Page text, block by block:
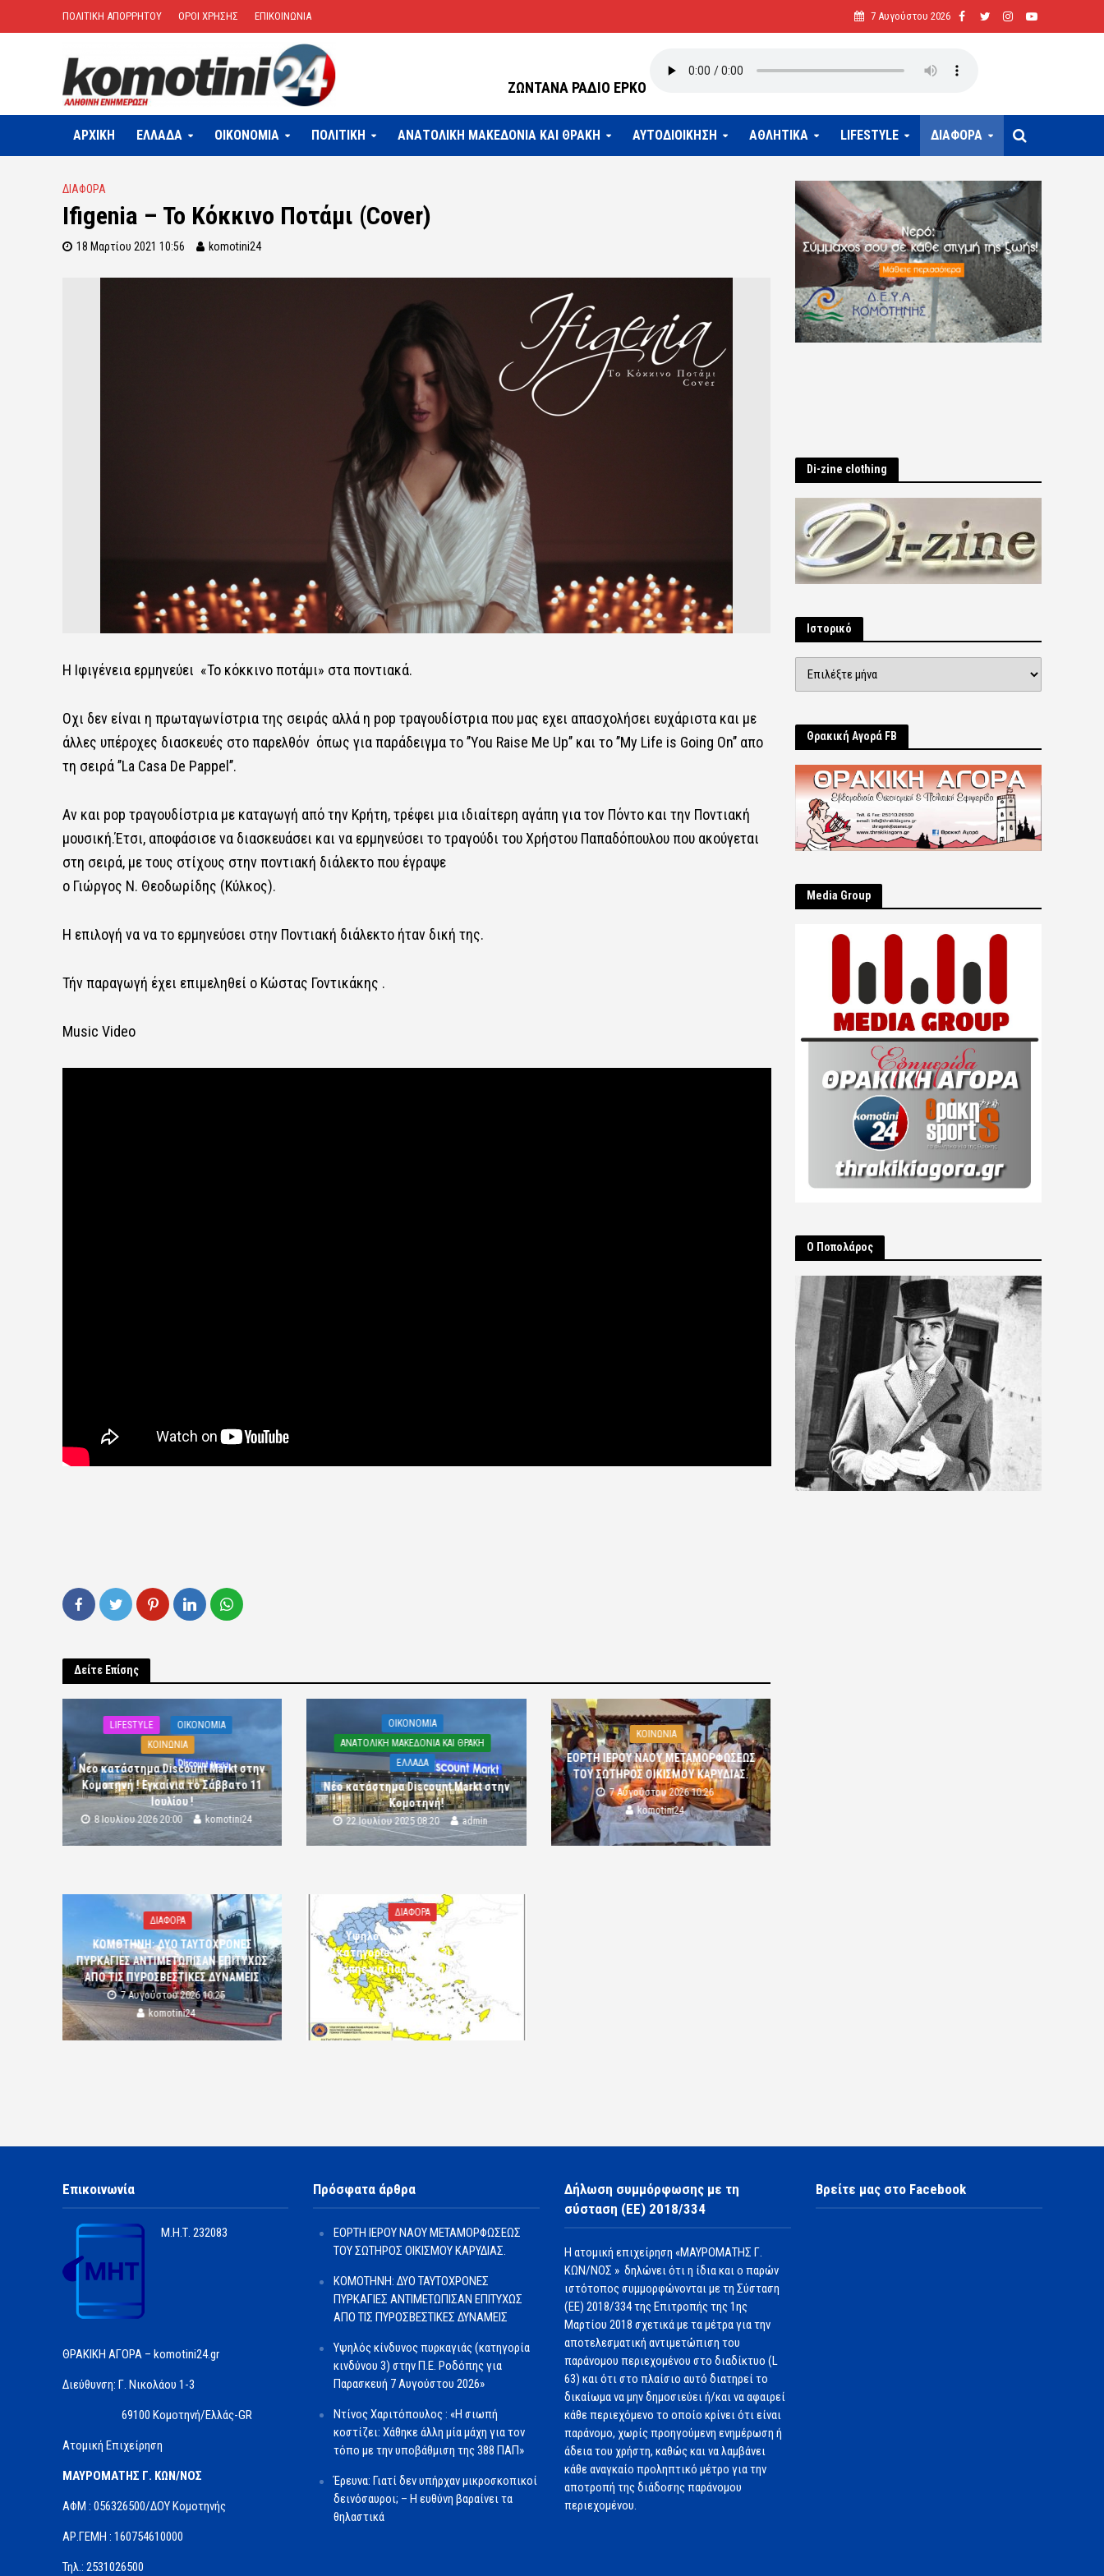
ΠΟΛΙΤΙΚΗ ΑΠΟΡΡΗΤΟΥ ΟΡΟΙ ΧΡΗΣΗΣ ΕΠΙΚΟΙΝΩΝΙΑ 7 Αυγούστου 2026
ΖΩΝΤΑΝΑ ΡΑΔΙΟ ΕΡΚΟ
ΑΡΧΙΚΗ ΕΛΛΑΔΑ OIKONOMIA ΠΟΛΙΤΙΚΗ ΑΝΑΤΟΛΙΚΗ ΜΑΚΕΔΟΝΙΑ ΚΑΙ ΘΡΑΚΗ ΑΥΤΟΔΙΟΙΚΗΣΗ ΑΘΛΗΤΙΚΑ LIFESTYLE ΔΙΑΦΟΡΑ
ΔΙΑΦΟΡΑ
Ifigenia – Το Κόκκινο Ποτάμι (Cover)
18 Μαρτίου 2021 10:56 komotini24
Η Ιφιγένεια ερμηνεύει «Το κόκκινο ποτάμι» στα ποντιακά.
Οχι δεν είναι η πρωταγωνίστρια της σειράς αλλά η pop τραγουδίστρια που μας εχει απασχολήσει ευχάριστα και με
άλλες υπέροχες διασκευές στο παρελθόν όπως για παράδειγμα το ’’You Raise Me Up’’ και το ’’My Life is Going On’’ απο
τη σειρά ’’La Casa De Pappel’’.
Αν και pop τραγουδίστρια με καταγωγή από την Κρήτη, τρέφει μια ιδιαίτερη αγάπη για τον Πόντο και την Ποντιακή
μουσική.Έτσι, αποφάσισε να διασκευάσει και να ερμηνεύσει το τραγούδι του Χρήστου Παπαδόπουλου που ακούγεται
στη σειρά, με τους στίχους στην ποντιακή διάλεκτο που έγραψε
ο Γιώργος Ν. Θεοδωρίδης (Κύλκος).
Η επιλογή να να το ερμηνεύσει στην Ποντιακή διάλεκτο ήταν δική της.
Τήν παραγωγή έχει επιμεληθεί ο Κώστας Γοντικάκης .
Music Video
Δείτε Επίσης
LIFESTYLE
OIKONOMIA
ΚΟΙΝΩΝΙΑ
Νέο κατάστημα Discount Markt στην
Κομοτηνή ! Εγκαίνια το Σάββατο 11
Ιουλίου !
8 Ιουλίου 2026 20:00 komotini24
OIKONOMIA
ΑΝΑΤΟΛΙΚΗ ΜΑΚΕΔΟΝΙΑ ΚΑΙ ΘΡΑΚΗ
ΕΛΛΑΔΑ
Νέο κατάστημα Discount Markt στην
Κομοτηνή!
22 Ιουλίου 2025 08:20 admin
ΚΟΙΝΩΝΙΑ
ΕΟΡΤΗ ΙΕΡΟΥ ΝΑΟΥ ΜΕΤΑΜΟΡΦΩΣΕΩΣ
ΤΟΥ ΣΩΤΗΡΟΣ ΟΙΚΙΣΜΟΥ ΚΑΡΥΔΙΑΣ.
7 Αυγούστου 2026 10:26
komotini24
ΔΙΑΦΟΡΑ
ΚΟΜΟΤΗΝΗ: ΔΥΟ ΤΑΥΤΟΧΡΟΝΕΣ
ΠΥΡΚΑΓΙΕΣ ΑΝΤΙΜΕΤΩΠΙΣΑΝ ΕΠΙΤΥΧΩΣ
ΑΠΟ ΤΙΣ ΠΥΡΟΣΒΕΣΤΙΚΕΣ ΔΥΝΑΜΕΙΣ
7 Αυγούστου 2026 10:25
komotini24
ΔΙΑΦΟΡΑ
Υψηλός κίνδυνος πυρκαγιάς
(κατηγορία κινδύνου 3) στην Π.Ε.
Ροδόπης για Παρασκευή 7 Αυγούστου
2026»
7 Αυγούστου 2026 10:24
Di-zine clothing
Ιστορικό
Θρακική Αγορά FB
Μedia Group
Ο Ποπολάρος
Επικοινωνία
Μ.Η.Τ. 232083
ΘΡΑΚΙΚΗ ΑΓΟΡΑ – komotini24.gr
Διεύθυνση: Γ. Νικολάου 1-3
69100 Κομοτηνή/Ελλάς-GR
Ατομική Επιχείρηση
ΜΑΥΡΟΜΑΤΗΣ Γ. ΚΩΝ/ΝΟΣ
ΑΦΜ : 056326500/ΔOΥ Κομοτηνής
ΑΡ.ΓΕΜΗ : 160754610000
Τηλ.: 2531026500
Πρόσφατα άρθρα
ΕΟΡΤΗ ΙΕΡΟΥ ΝΑΟΥ ΜΕΤΑΜΟΡΦΩΣΕΩΣ
ΤΟΥ ΣΩΤΗΡΟΣ ΟΙΚΙΣΜΟΥ ΚΑΡΥΔΙΑΣ.
ΚΟΜΟΤΗΝΗ: ΔΥΟ ΤΑΥΤΟΧΡΟΝΕΣ
ΠΥΡΚΑΓΙΕΣ ΑΝΤΙΜΕΤΩΠΙΣΑΝ ΕΠΙΤΥΧΩΣ
ΑΠΟ ΤΙΣ ΠΥΡΟΣΒΕΣΤΙΚΕΣ ΔΥΝΑΜΕΙΣ
Υψηλός κίνδυνος πυρκαγιάς (κατηγορία
κινδύνου 3) στην Π.Ε. Ροδόπης για
Παρασκευή 7 Αυγούστου 2026»
Ντίνος Χαριτόπουλος : «Η σιωπή
κοστίζει: Χάθηκε άλλη μία μάχη για τον
τόπο με την υποβάθμιση της 388 ΠΑΠ»
Έρευνα: Γιατί δεν υπήρχαν μικροσκοπικοί
δεινόσαυροι; – Η ευθύνη βαραίνει τα
θηλαστικά
Δήλωση συμμόρφωσης με τη
σύσταση (ΕΕ) 2018/334
Η ατομική επιχείρηση «ΜΑΥΡΟΜΑΤΗΣ Γ.
ΚΩΝ/ΝΟΣ » δηλώνει ότι η ίδια και ο παρών
ιστότοπος συμμορφώνονται με τη Σύσταση
(ΕΕ) 2018/334 της Επιτροπής της 1ης
Μαρτίου 2018 σχετικά με τα μέτρα για την
αποτελεσματική αντιμετώπιση του
παράνομου περιεχομένου στο διαδίκτυο (L
63) και ότι στο πλαίσιο αυτό διατηρεί το
δικαίωμα να μην δημοσιεύει ή/και να αφαιρεί
κάθε περιεχόμενο το οποίο κρίνει ότι είναι
παράνομο, χωρίς προηγούμενη ενημέρωση ή
άδεια του χρήστη, καθώς και να λαμβάνει
κάθε αναγκαίο προληπτικό μέτρο για την
αποτροπή της διάδοσης παράνομου
περιεχομένου.
Βρείτε μας στο Facebook